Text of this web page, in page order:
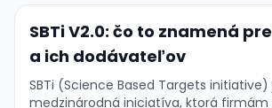
SBTi V2.0: čo to znamená
a ich dodávateľov
SBTi (Science Based Targets initiative)
medzinárodná iniciatíva, ktorá firmám